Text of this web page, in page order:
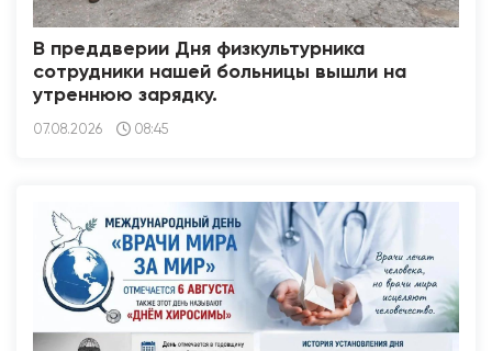
В преддверии Дня физкультурника
сотрудники нашей больницы вышли на
утреннюю зарядку.
07.08.2026 08:45